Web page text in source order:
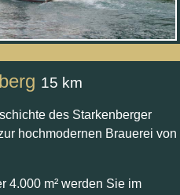
15 km
des Starkenberger
hochmodernen Brauerei von
4.000 m² werden Sie im